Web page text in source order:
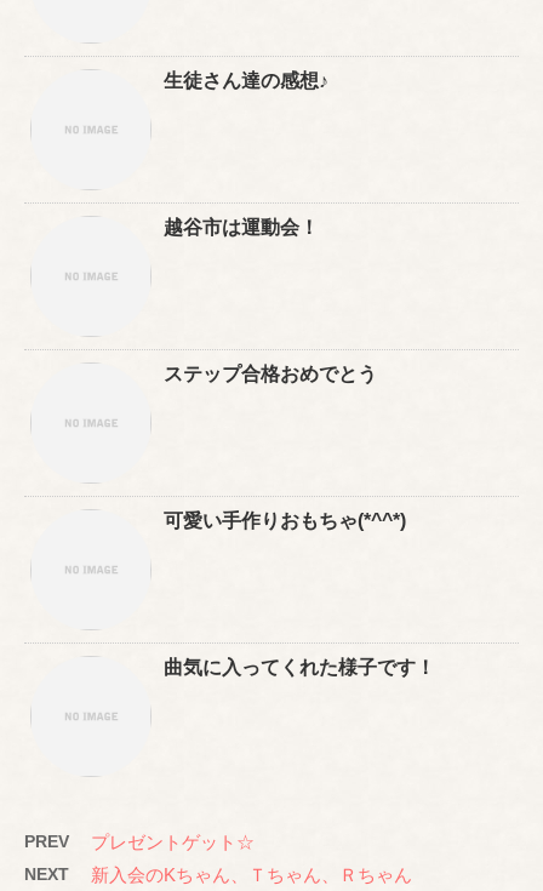
生徒さん達の感想♪
越谷市は運動会！
ステップ合格おめでとう
可愛い手作りおもちゃ(*^^*)
曲気に入ってくれた様子です！
PREV プレゼントゲット☆
NEXT 新入会のKちゃん、Ｔちゃん、Ｒちゃん